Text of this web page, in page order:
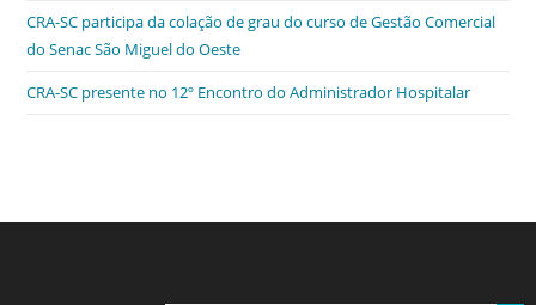
CRA-SC participa da colação de grau do curso de Gestão Comercial
do Senac São Miguel do Oeste
CRA-SC presente no 12º Encontro do Administrador Hospitalar